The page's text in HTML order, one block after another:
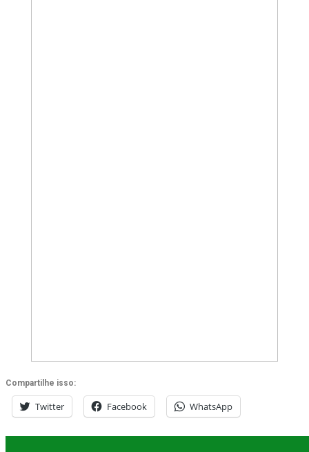
Compartilhe isso:
Twitter Facebook WhatsApp